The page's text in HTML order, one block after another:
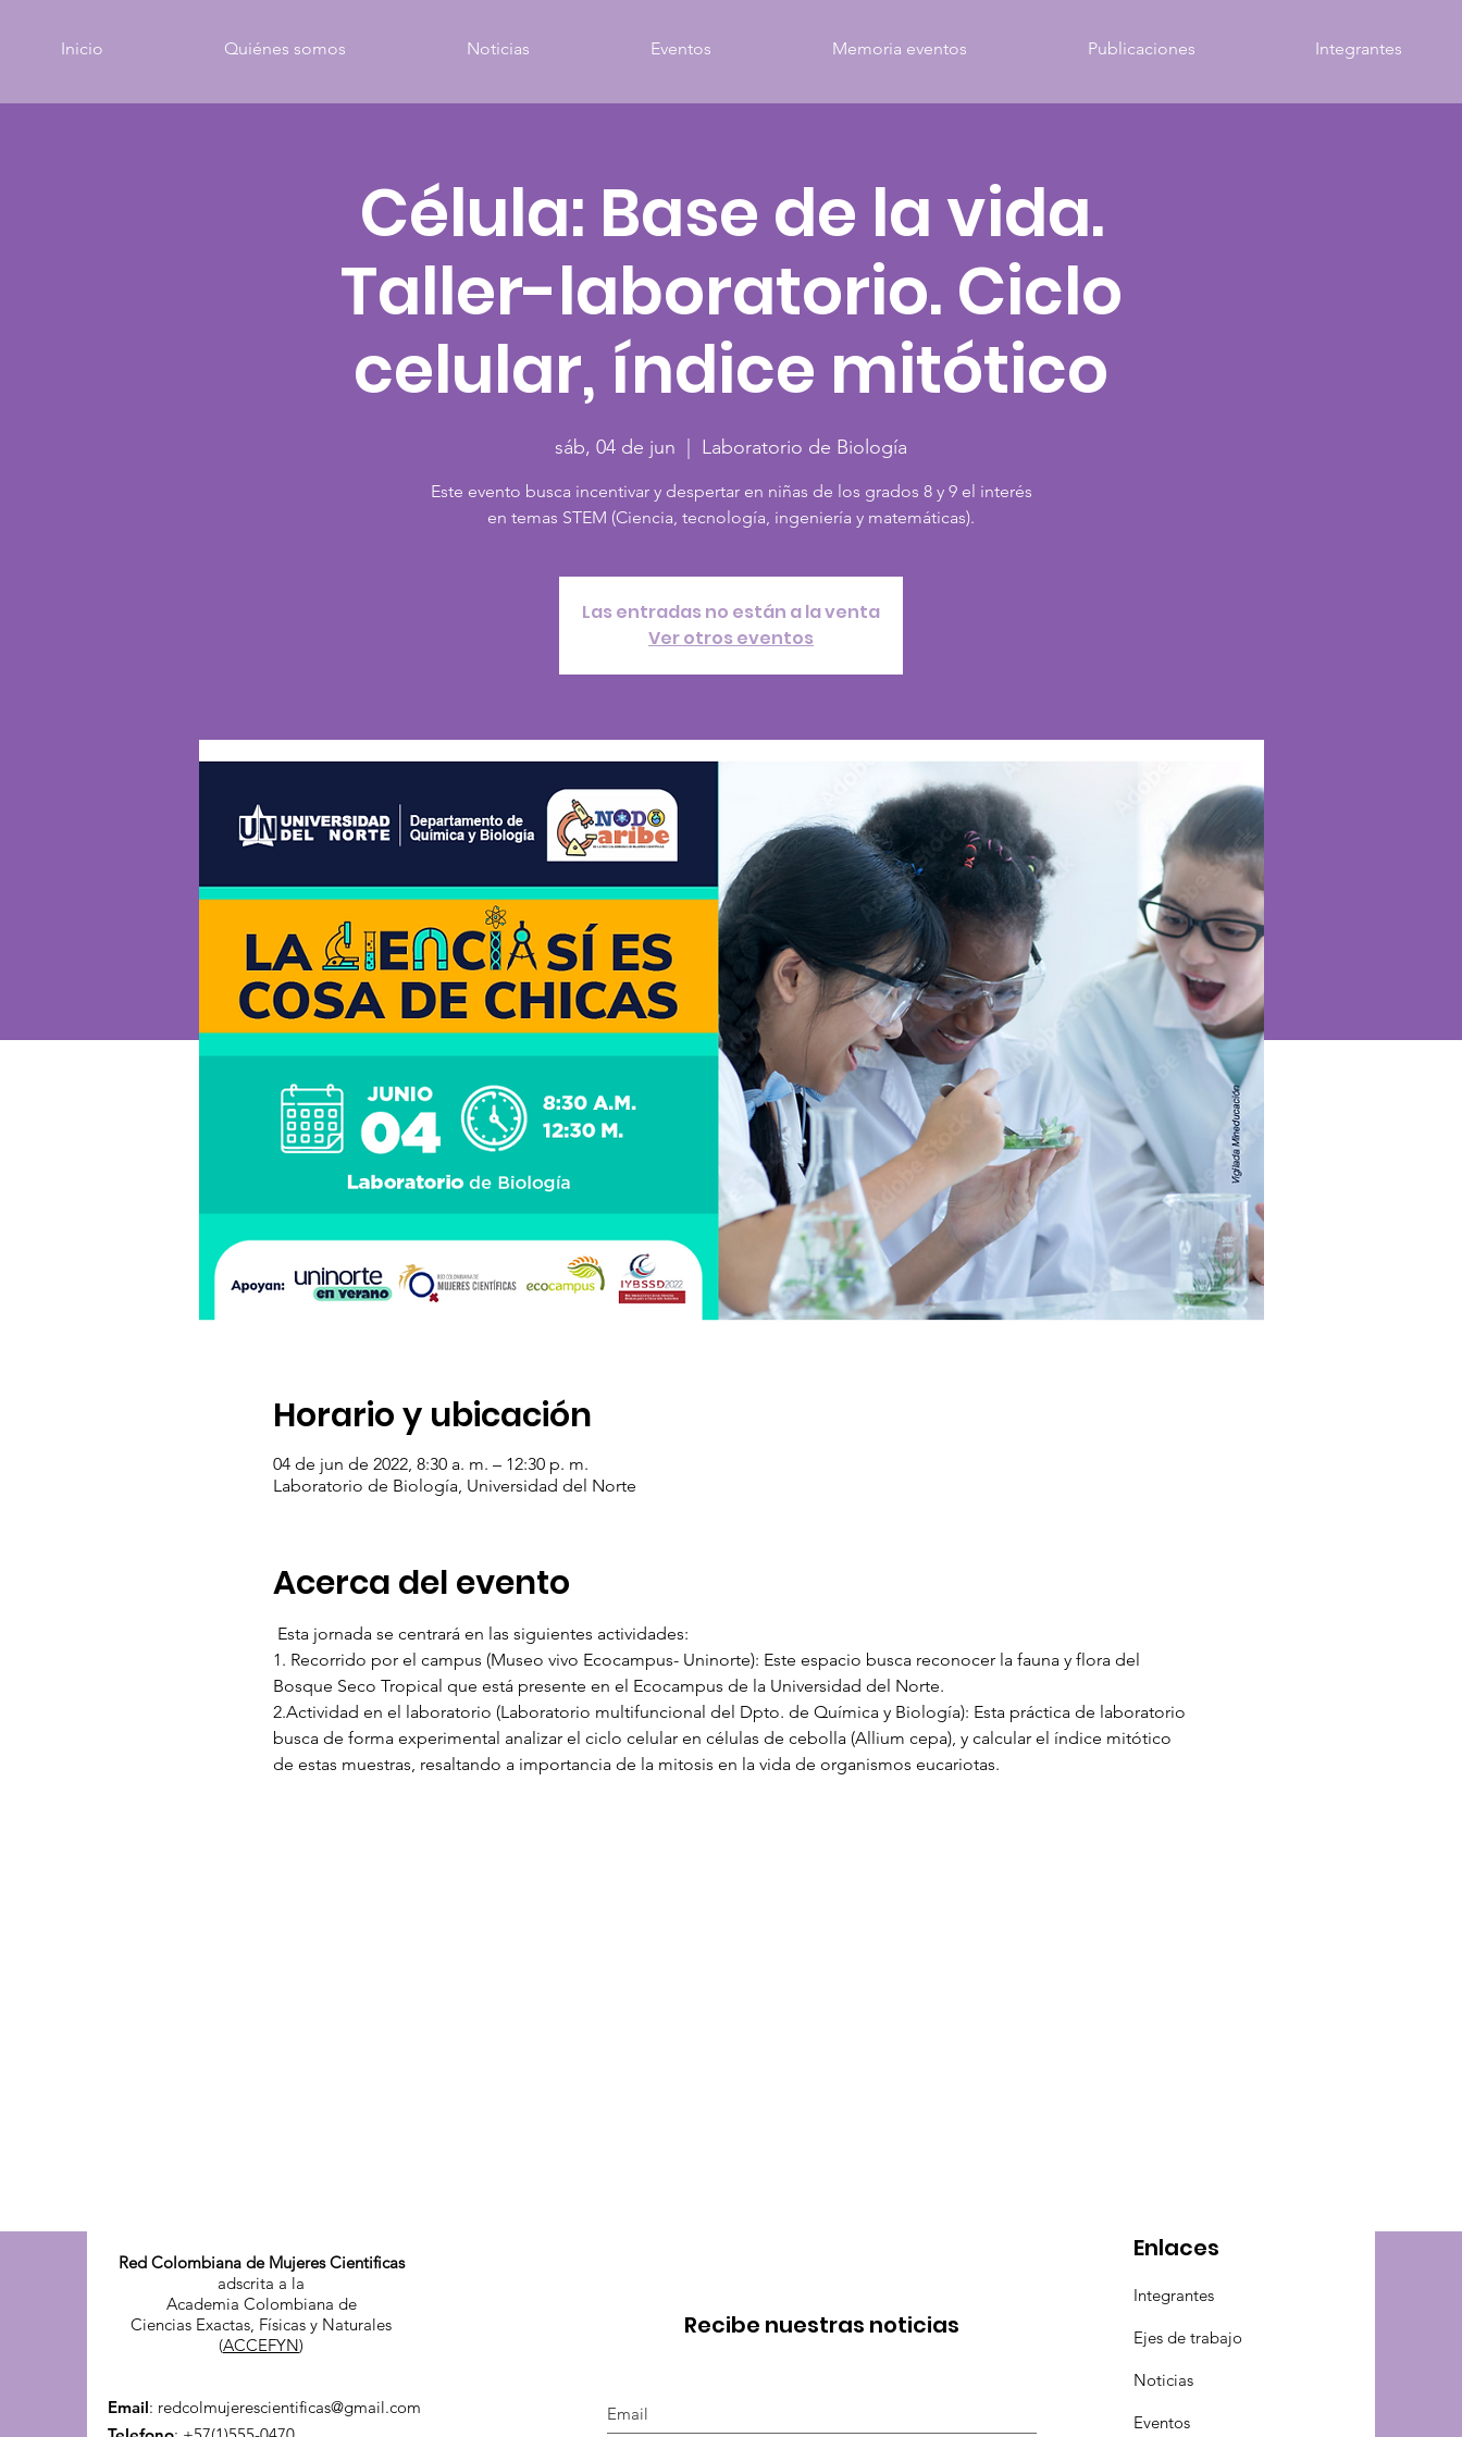
Inicio Quiénes somos Noticias Eventos Memoria eventos Publicaciones Integrantes
Célula: Base de la vida.
Taller-laboratorio. Ciclo
celular, índice mitótico
sáb, 04 de jun Laboratorio de Biología
Este evento busca incentivar y despertar en niñas de los grados 8 y 9 el interés
en temas STEM (Ciencia, tecnología, ingeniería y matemáticas).
Las entradas no están a la venta
Ver otros eventos
Horario y ubicación
04 de jun de 2022, 8:30 a. m. – 12:30 p. m.
Laboratorio de Biología, Universidad del Norte
Acerca del evento
Esta jornada se centrará en las siguientes actividades:
1. Recorrido por el campus (Museo vivo Ecocampus- Uninorte): Este espacio busca reconocer la fauna y flora del
Bosque Seco Tropical que está presente en el Ecocampus de la Universidad del Norte.
2.Actividad en el laboratorio (Laboratorio multifuncional del Dpto. de Química y Biología): Esta práctica de laboratorio
busca de forma experimental analizar el ciclo celular en células de cebolla (Allium cepa), y calcular el índice mitótico
de estas muestras, resaltando a importancia de la mitosis en la vida de organismos eucariotas.
Red Colombiana de Mujeres Cientificas
adscrita a la
Academia Colombiana de
Ciencias Exactas, Físicas y Naturales
(ACCEFYN)
Email: redcolmujerescientificas@gmail.com
Recibe nuestras noticias
Enlaces
Integrantes
Ejes de trabajo
Noticias
Eventos